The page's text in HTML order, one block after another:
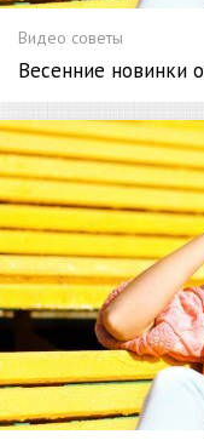
Видео советы
Весенние новинки